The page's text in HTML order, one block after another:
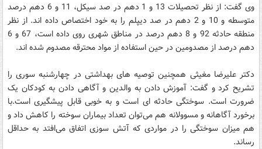
وی گفت: از نظر تحصیلات 13 و 1 دهم در صد سیکل، 11 و 6 دهم درصد
متوسطه و 10 و 2 دهم در صد دیپلم را به خود اختصاص داده اند. از نظر
منطقه حادثه 92 و 8 دهم درصد در مناطق شهری روی داده است، 67 و 6
دهم درصد از مصدومین در حین استفاده از مواد محترقه مصدوم شده اند.
دکتر علیرضا مغیثی همچنین توصیه های بهداشتی در چهارشنبه سوری را
تشریح کرد و گفت: آموزش دادن به والدین و آگاهی دادن به کودکان یک
ضرورت است. سوختگی حادثه ای است و به خوبی قابل پیشگیری است.با
برخورد آگاهانه و مسوولانه هم می‌توان تعداد بیماران سوخته را کاهش داد و
هم میزان سوختگی را در مواردی که آتش سوزی اتفاق می‌افتد به حداقل
رساند.